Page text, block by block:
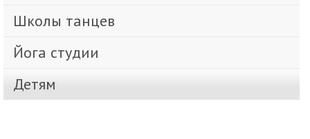
Школы танцев
Йога студии
Детям